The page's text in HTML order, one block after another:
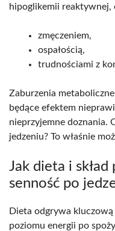
hipoglikemii reaktywnej,
zmęczeniem,
ospałością,
trudnościami z
Zaburzenia
będące efektem
nieprzyjemne doznania.
jedzeniu? To właśnie
Jak dieta i skład
senność po
Dieta odgrywa
poziomu energii po